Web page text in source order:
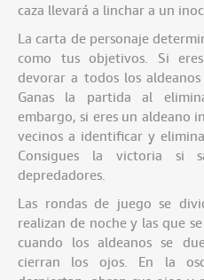
caza llevará a linchar a un
La carta de personaje
como tus objetivos. Si
devorar a todos los
Ganas la partida al
embargo, si eres un aldeano
vecinos a identificar y
Consigues la victoria si
depredadores.
Las rondas de juego se
realizan de noche y las que
cuando los aldeanos se
cierran los ojos. En la